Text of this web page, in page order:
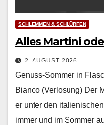
SCHLEMMEN & SCHLÜRFEN
Alles Martini
2. AUGUST 2026
Genuss-Sommer in
Bianco (Verlosung) Der
er unter den
immer und im Som­mer